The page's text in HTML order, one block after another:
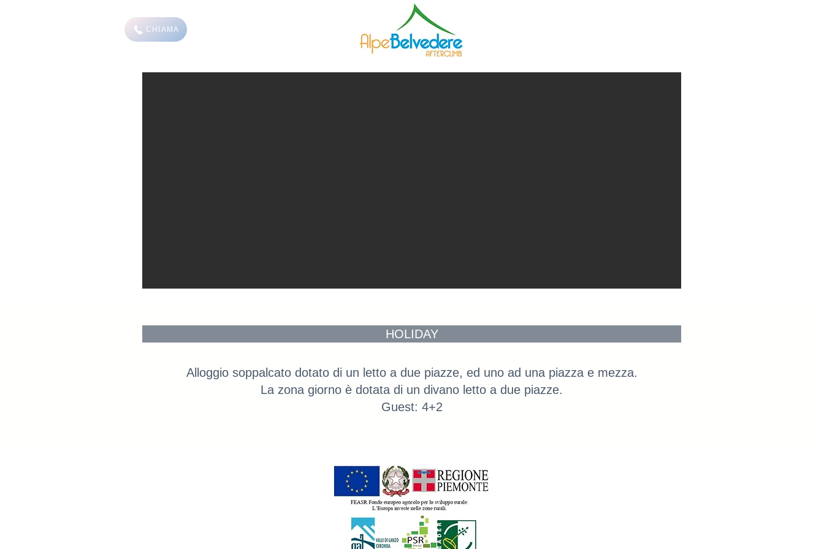
CHIAMA
HOLIDAY
Alloggio soppalcato dotato di un letto a due piazze, ed uno ad una piazza e mezza.
La zona giorno è dotata di un divano letto a due piazze.
Guest: 4+2